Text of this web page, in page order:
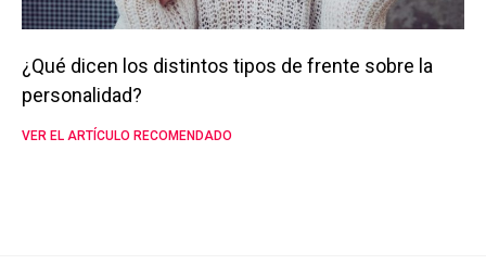
¿Qué dicen los distintos tipos de frente sobre la
personalidad?
VER EL ARTÍCULO RECOMENDADO